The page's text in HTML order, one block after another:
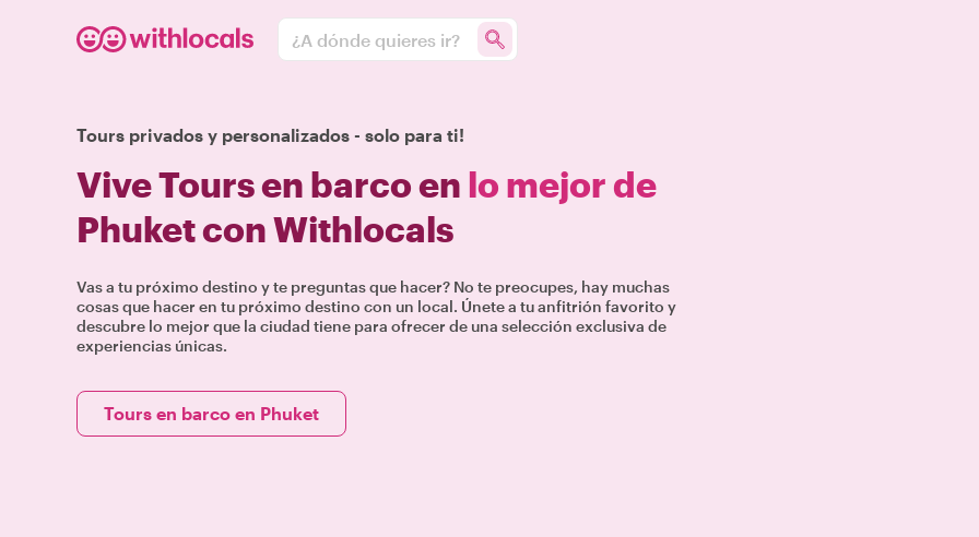
¿A dónde quieres ir?
Tours privados y personalizados - solo para ti!
Vive Tours en barco en lo mejor de
Phuket con Withlocals
Vas a tu próximo destino y te preguntas que hacer? No te preocupes, hay muchas
cosas que hacer en tu próximo destino con un local. Únete a tu anfitrión favorito y
descubre lo mejor que la ciudad tiene para ofrecer de una selección exclusiva de
experiencias únicas.
Tours en barco en Phuket